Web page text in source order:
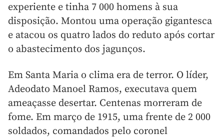
experiente e tinha 7 000 homens à sua
disposição. Montou uma operação gigantesca
e atacou os quatro lados do reduto após cortar
o abastecimento dos jagunços.
Em Santa Maria o clima era de terror. O líder,
Adeodato Manoel Ramos, executava quem
ameaçasse desertar. Centenas morreram de
fome. Em março de 1915, uma frente de 2 000
soldados, comandados pelo coronel